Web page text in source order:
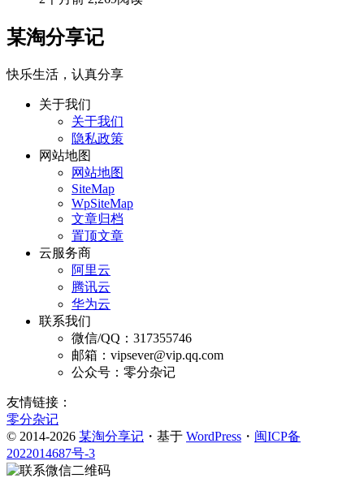
某淘分享记
快乐生活，认真分享
关于我们
关于我们
隐私政策
网站地图
网站地图
SiteMap
WpSiteMap
文章归档
置顶文章
云服务商
阿里云
腾讯云
华为云
联系我们
微信/QQ：317355746
邮箱：vipsever@vip.qq.com
公众号：零分杂记
友情链接：
零分杂记
© 2014-2026 某淘分享记 ・基于 WordPress ・ 闽ICP备
2022014687号-3